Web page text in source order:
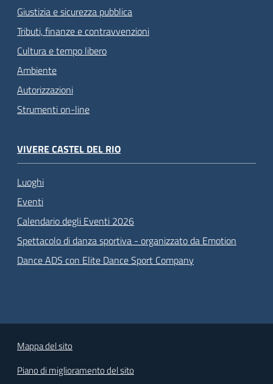
Giustizia e sicurezza pubblica
Tributi, finanze e contravvenzioni
Cultura e tempo libero
Ambiente
Autorizzazioni
Strumenti on-line
VIVERE CASTEL DEL RIO
Luoghi
Eventi
Calendario degli Eventi 2026
Spettacolo di danza sportiva - organizzato da Emotion
Dance ADS con Elite Dance Sport Company
Mappa del sito
Piano di miglioramento del sito